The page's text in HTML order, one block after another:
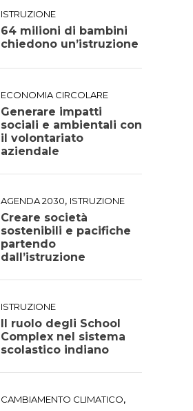
ISTRUZIONE
64 milioni di bambini
chiedono un’istruzione
ECONOMIA CIRCOLARE
Generare impatti
sociali e ambientali con
il volontariato
aziendale
AGENDA 2030, ISTRUZIONE
Creare società
sostenibili e pacifiche
partendo
dall’istruzione
ISTRUZIONE
Il ruolo degli School
Complex nel sistema
scolastico indiano
CAMBIAMENTO CLIMATICO,